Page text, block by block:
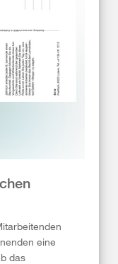
eine
das